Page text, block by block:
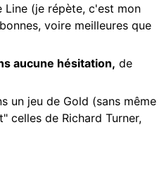
Line (je répète, c'est mon
voire meilleures que
aucune hésitation, de
un jeu de Gold (sans même
celles de Richard Turner,